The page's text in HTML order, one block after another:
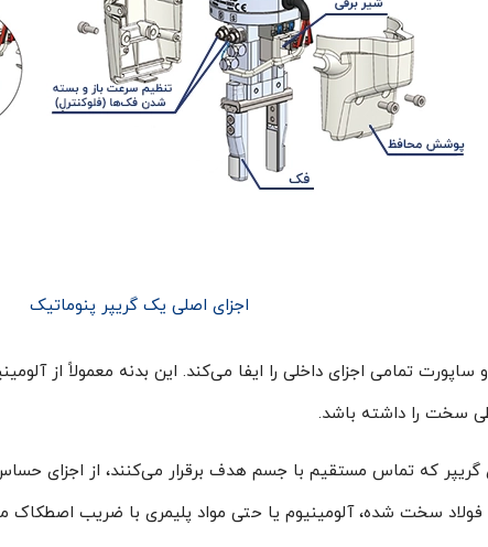
اجزای اصلی یک گریپر پنوماتیک
ساپورت تمامی اجزای داخلی را ایفا می‌کند. این بدنه معمولاً از
سخت را داشته باشد.
که تماس مستقیم با جسم هدف برقرار می‌کنند، از اجزای
فولاد سخت شده، آلومینیوم یا حتی مواد پلیمری با ضریب